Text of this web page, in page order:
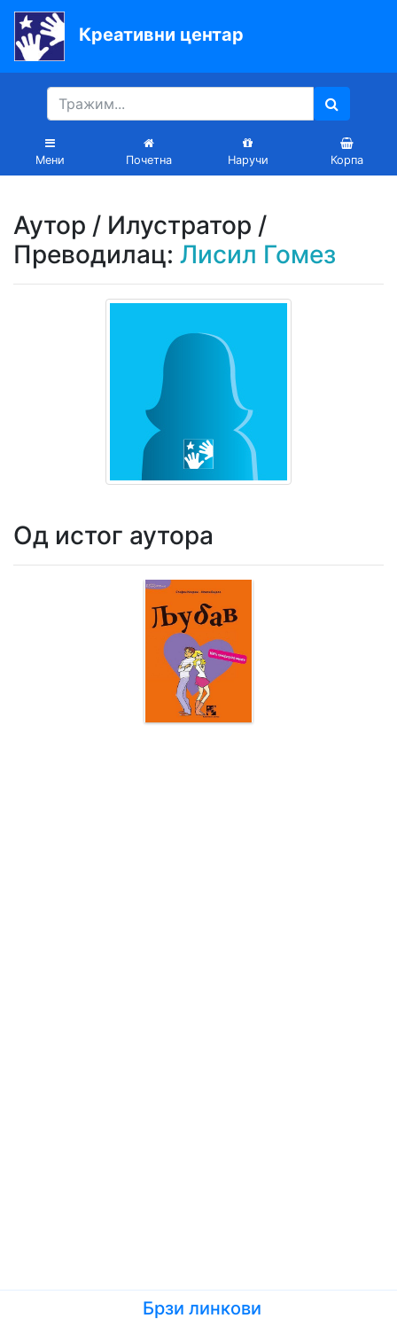
Креативни центар
Мени Почетна Наручи Корпа
Почетна
Књиге
Уџбеници
вртиће
Лектира
Акције
Аутор / Илустратор /
Преводилац: Лисил Гомез
Од истог аутора
Брзи линкови